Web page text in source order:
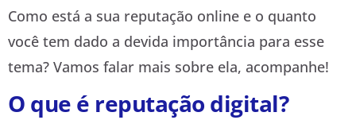
Como está a sua reputação online e o quanto
você tem dado a devida importância para esse
tema? Vamos falar mais sobre ela, acompanhe!
O que é reputação digital?